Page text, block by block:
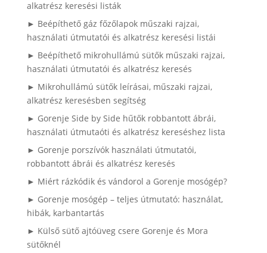
alkatrész keresési listák
► Beépíthető gáz főzőlapok műszaki rajzai,
használati útmutatói és alkatrész keresési listái
► Beépíthető mikrohullámú sütők műszaki rajzai,
használati útmutatói és alkatrész keresés
► Mikrohullámú sütők leírásai, műszaki rajzai,
alkatrész keresésben segítség
► Gorenje Side by Side hűtők robbantott ábrái,
használati útmutaóti és alkatrész kereséshez lista
► Gorenje porszívók használati útmutatói,
robbantott ábrái és alkatrész keresés
► Miért rázkódik és vándorol a Gorenje mosógép?
► Gorenje mosógép – teljes útmutató: használat,
hibák, karbantartás
► Külső sütő ajtóüveg csere Gorenje és Mora
sütőknél